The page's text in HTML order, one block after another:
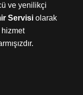
ve yenilikçi
Servisi olarak